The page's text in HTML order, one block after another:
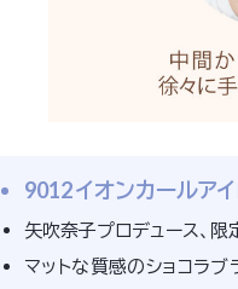
9012 イオンカールア
矢吹奈子プロデュース、限
マットな質感のショコラ